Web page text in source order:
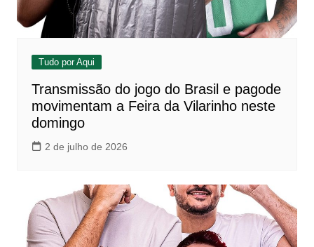
Tudo por Aqui
Transmissão do jogo do Brasil e pagode
movimentam a Feira da Vilarinho neste
domingo
2 de julho de 2026